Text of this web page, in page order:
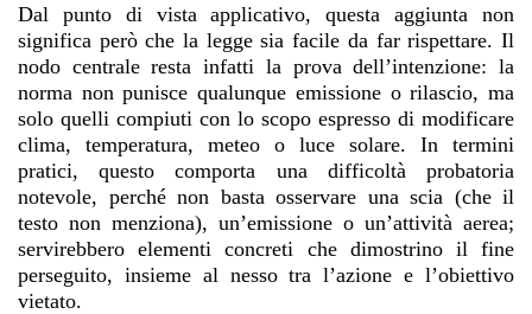
Dal punto di vista applicativo, questa aggiunta non
significa però che la legge sia facile da far rispettare. Il
nodo centrale resta infatti la prova dell’intenzione: la
norma non punisce qualunque emissione o rilascio, ma
solo quelli compiuti con lo scopo espresso di modificare
clima, temperatura, meteo o luce solare. In termini
pratici, questo comporta una difficoltà probatoria
notevole, perché non basta osservare una scia (che il
testo non menziona), un’emissione o un’attività aerea;
servirebbero elementi concreti che dimostrino il fine
perseguito, insieme al nesso tra l’azione e l’obiettivo
vietato.